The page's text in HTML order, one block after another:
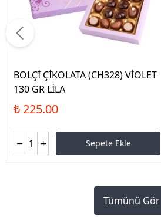
BOLÇİ ÇİKOLATA (CH328) VİOLET
130 GR LİLA
₺ 225.00
Sepete Ekle
Tümünü Gör